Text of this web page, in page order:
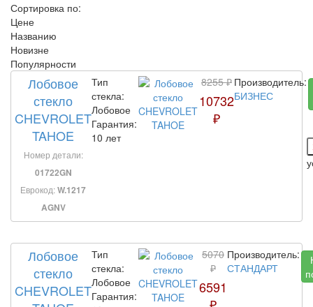
Сортировка по:
Цене
Названию
Новизне
Популярности
Лобовое
стекло
CHEVROLET
TAHOE
Номер детали:
01722GN
Еврокод:W.1217
AGNV
Тип
стекла:
Лобовое
Гарантия:
10 лет
8255 ₽
10732
₽
Производитель:
БИЗНЕС
Лобовое
стекло
CHEVROLET
Тип
стекла:
Лобовое
Гарантия:
5070
₽
6591
Производитель:
СТАНДАРТ